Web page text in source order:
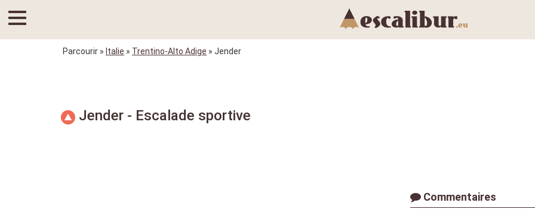
Parcourir » Italie » Trentino-Alto Adige » Jender
Jender - Escalade sportive
Commentaires